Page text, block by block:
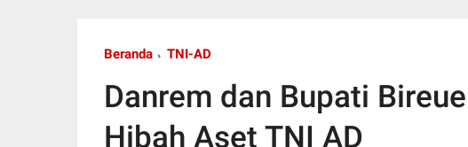
Beranda TNI-AD
Danrem dan Bupati
Hibah Aset TNI AD